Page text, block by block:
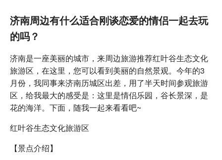
济南周边有什么适合刚谈恋爱的情侣一起去玩
的吗？
济南是一座美丽的城市，来周边旅游推荐红叶谷生态文化
旅游区，在这里，您可以看到美丽的自然景观。今年的3
月份，我同事来济南历城区出差，用了半天时间参观旅游
区，给我最大的感受是：这里是情侣乐园，谷长景深，是
花的海洋。下面，随我一起来看看吧~
红叶谷生态文化旅游区
【景点介绍】